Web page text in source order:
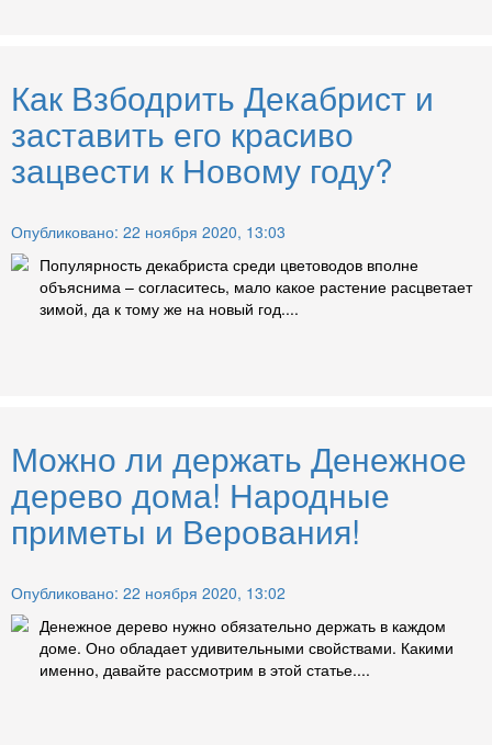
Как Взбодрить Декабрист и
заставить его красиво
зацвести к Новому году?
Опубликовано: 22 ноября 2020, 13:03
Популярность декабриста среди цветоводов вполне
объяснима – согласитесь, мало какое растение расцветает
зимой, да к тому же на новый год....
Можно ли держать Денежное
дерево дома! Народные
приметы и Верования!
Опубликовано: 22 ноября 2020, 13:02
Денежное дерево нужно обязательно держать в каждом
доме. Оно обладает удивительными свойствами. Какими
именно, давайте рассмотрим в этой статье....